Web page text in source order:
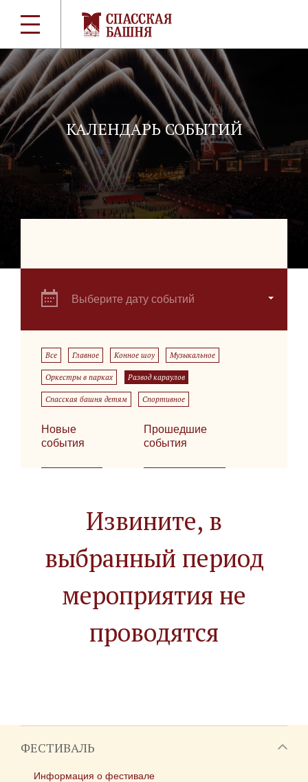
КАЛЕНДАРЬ СОБЫТИЙ
Выберите дату событий
Все Главное Конное шоу Музыкальное
Оркестры в парках Развод караулов
Спасская башня детям Спортивное
Новые
события
Прошедшие
события
Извините, в
выбранный период
мероприятия не
проводятся
ФЕСТИВАЛЬ
Информация о фестивале